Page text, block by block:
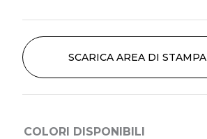
COLORI DISPONIBILI
SCARICA AREA DI STAMPA